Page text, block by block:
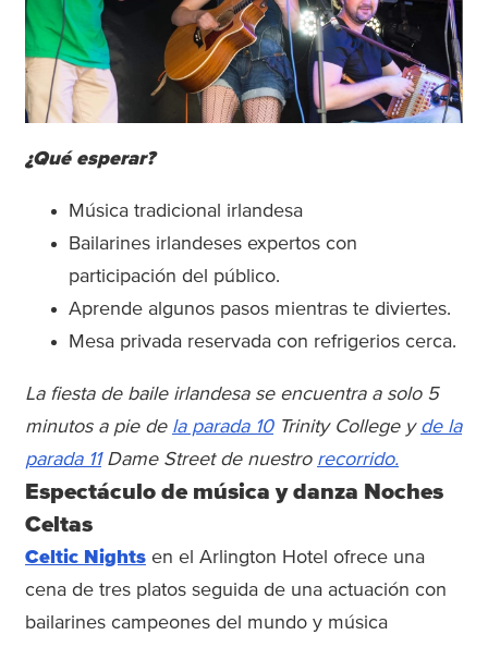
¿Qué esperar?
Música tradicional irlandesa
Bailarines irlandeses expertos con
participación del público.
Aprende algunos pasos mientras te diviertes.
Mesa privada reservada con refrigerios cerca.
La fiesta de baile irlandesa se encuentra a solo 5
minutos a pie de la parada 10Trinity College y de la
parada 11Dame Street de nuestro recorrido.
Espectáculo de música y danza Noches
Celtas
Celtic Nights en el Arlington Hotel ofrece una
cena de tres platos seguida de una actuación con
bailarines campeones del mundo y música